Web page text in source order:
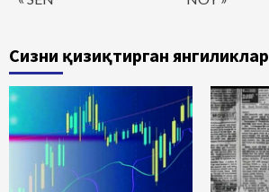
Сизни қизиқтирган янгиликлар